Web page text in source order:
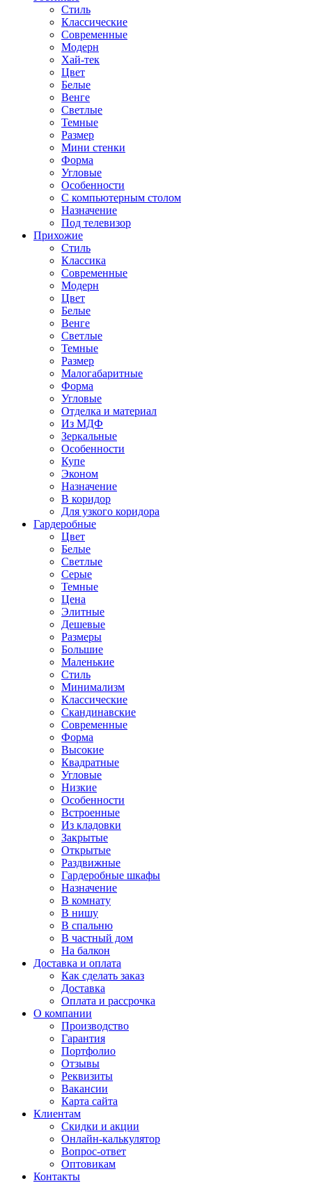
Стиль
Классические
Современные
Модерн
Хай-тек
Цвет
Белые
Венге
Светлые
Темные
Размер
Мини стенки
Форма
Угловые
Особенности
С компьютерным столом
Назначение
Под телевизор
Прихожие
Стиль
Классика
Современные
Модерн
Цвет
Белые
Венге
Светлые
Темные
Размер
Малогабаритные
Форма
Угловые
Отделка и материал
Из МДФ
Зеркальные
Особенности
Купе
Эконом
Назначение
В коридор
Для узкого коридора
Гардеробные
Цвет
Белые
Светлые
Серые
Темные
Цена
Элитные
Дешевые
Размеры
Большие
Маленькие
Стиль
Минимализм
Классические
Скандинавские
Современные
Форма
Высокие
Квадратные
Угловые
Низкие
Особенности
Встроенные
Из кладовки
Закрытые
Открытые
Раздвижные
Гардеробные шкафы
Назначение
В комнату
В нишу
В спальню
В частный дом
На балкон
Доставка и оплата
Как сделать заказ
Доставка
Оплата и рассрочка
О компании
Производство
Гарантия
Портфолио
Отзывы
Реквизиты
Вакансии
Карта сайта
Клиентам
Скидки и акции
Онлайн-калькулятор
Вопрос-ответ
Оптовикам
Контакты